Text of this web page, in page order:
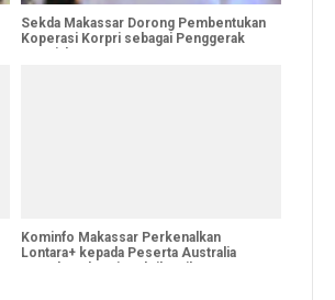
Sekda Makassar Dorong Pembentukan
Koperasi Korpri sebagai Penggerak
Kominfo Makassar Perkenalkan
Lontara+ kepada Peserta Australia